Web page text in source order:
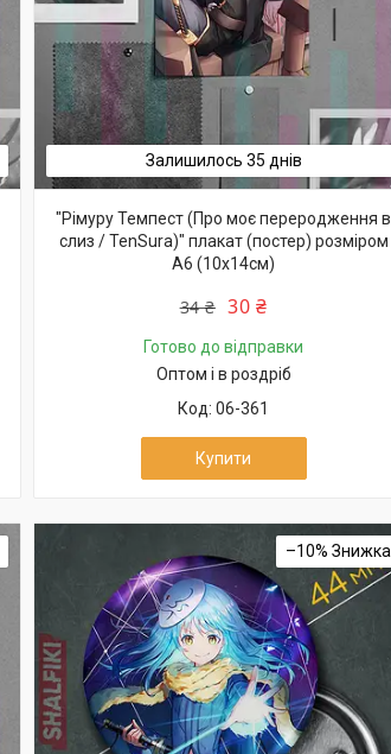
Залишилось 35 днів
"Рімуру Темпест (Про моє переродження в
слиз / TenSura)" плакат (постер) розміром
А6 (10х14см)
34 ₴ 30 ₴
Готово до відправки
Оптом і в роздріб
06-361
Купити
–10%